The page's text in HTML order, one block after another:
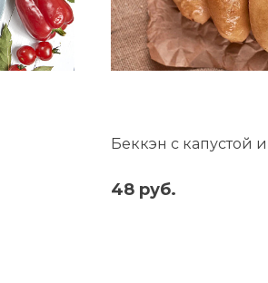
Беккэн с капустой
48 руб.